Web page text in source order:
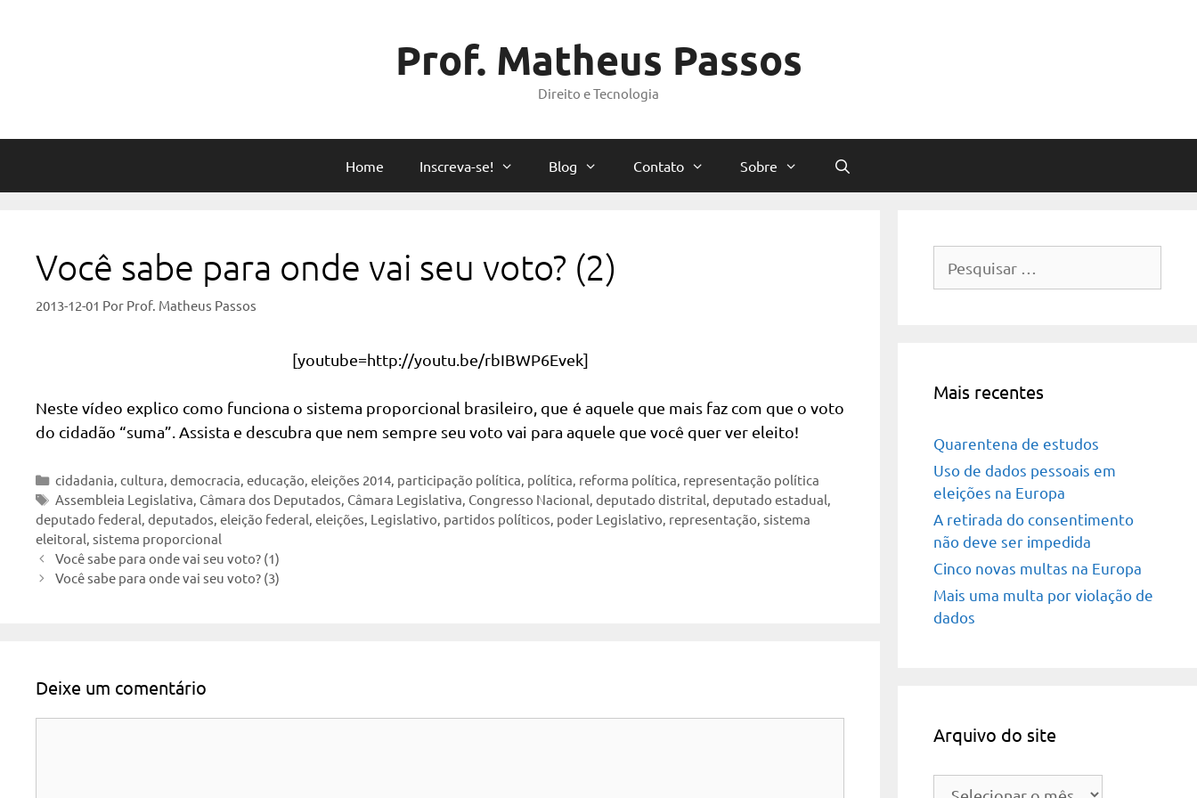
Prof. Matheus Passos
Direito e Tecnologia
Home Inscreva-se! Blog Contato Sobre
Você sabe para onde vai seu voto? (2)
2013-12-01 Por Prof. Matheus Passos
[youtube=http://youtu.be/rbIBWP6Evek]
Neste vídeo explico como funciona o sistema proporcional brasileiro, que é aquele que mais faz com que o voto
do cidadão “suma”. Assista e descubra que nem sempre seu voto vai para aquele que você quer ver eleito!
Categorias
cidadania,cultura,democracia,educação,eleições 2014, participação política, política, reforma política, representação política
Tags
Assembleia Legislativa, Câmara dos Deputados, Câmara Legislativa, Congresso Nacional,deputado distrital,deputado estadual,
deputado federal, deputados, eleição federal, eleições, Legislativo, partidos políticos, poder Legislativo, representação, sistema
eleitoral, sistema proporcional
Você sabe para onde vai seu voto? (1)
Você sabe para onde vai seu voto? (3)
Deixe um comentário
por:
Mais recentes
Quarentena de estudos
Uso de dados pessoais em
eleições na Europa
A retirada do consentimento
não deve ser impedida
Cinco novas multas na Europa
Mais uma multa por violação de
dados
Arquivo do site
Arquivo